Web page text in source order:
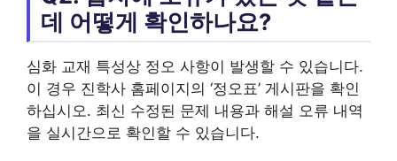
데 어떻게 확인하나요?
심화 교재 특성상 정오 사항이 발생할 수 있습니다.
이 경우 진학사 홈페이지의 ‘정오표’ 게시판을 확인
하십시오. 최신 수정된 문제 내용과 해설 오류 내역
을 실시간으로 확인할 수 있습니다.